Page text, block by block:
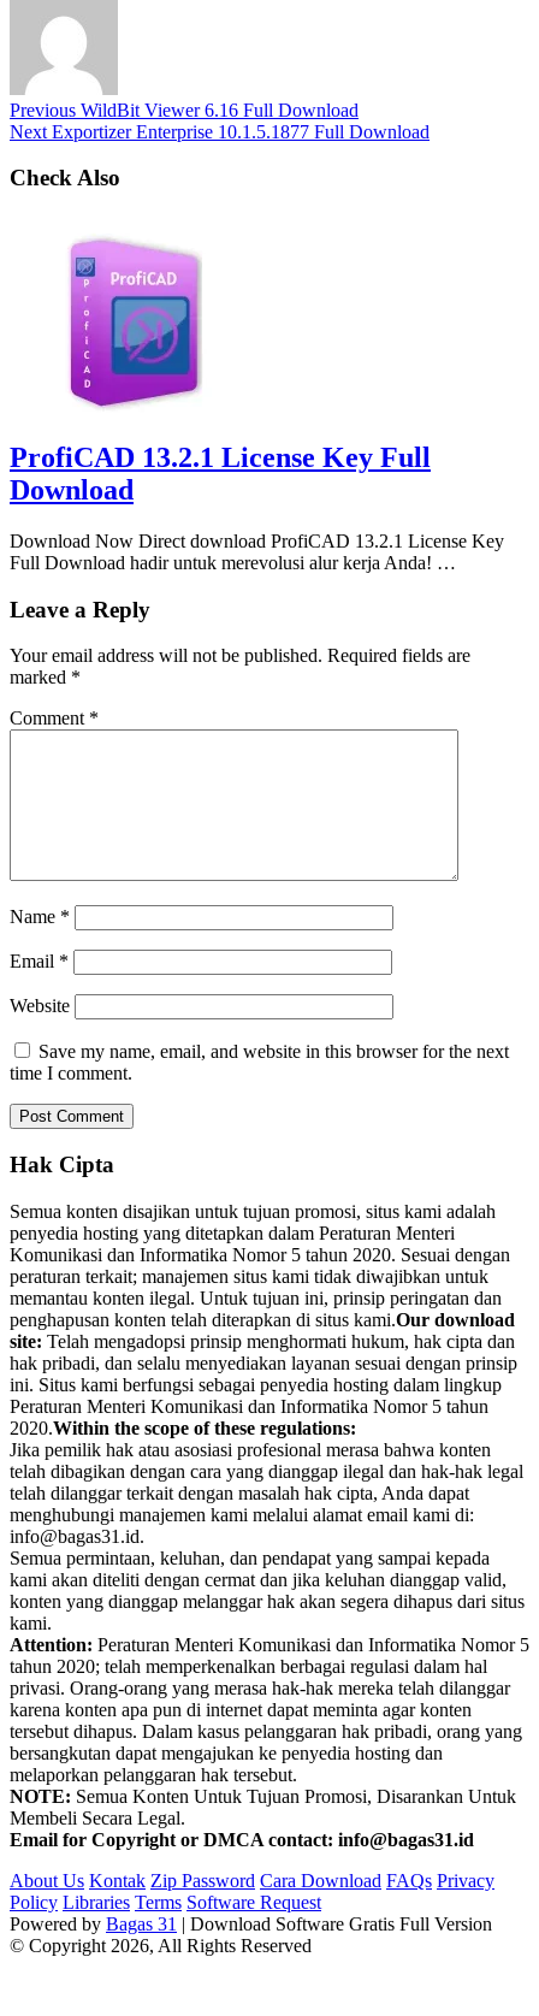
Previous WildBit Viewer 6.16 Full Download
Next Exportizer Enterprise 10.1.5.1877 Full Download
Check Also
ProfiCAD 13.2.1 License Key Full
Download
Download Now Direct download ProfiCAD 13.2.1 License Key
Full Download hadir untuk merevolusi alur kerja Anda! …
Leave a Reply
Your email address will not be published. Required fields are
marked *
Comment *
Name *
Email *
Website
Save my name, email, and website in this browser for the next
time I comment.
Hak Cipta
Semua konten disajikan untuk tujuan promosi, situs kami adalah
penyedia hosting yang ditetapkan dalam Peraturan Menteri
Komunikasi dan Informatika Nomor 5 tahun 2020. Sesuai dengan
peraturan terkait; manajemen situs kami tidak diwajibkan untuk
memantau konten ilegal. Untuk tujuan ini, prinsip peringatan dan
penghapusan konten telah diterapkan di situs kami.Our download
site: Telah mengadopsi prinsip menghormati hukum, hak cipta dan
hak pribadi, dan selalu menyediakan layanan sesuai dengan prinsip
ini. Situs kami berfungsi sebagai penyedia hosting dalam lingkup
Peraturan Menteri Komunikasi dan Informatika Nomor 5 tahun
2020.Within the scope of these regulations:
Jika pemilik hak atau asosiasi profesional merasa bahwa konten
telah dibagikan dengan cara yang dianggap ilegal dan hak-hak legal
telah dilanggar terkait dengan masalah hak cipta, Anda dapat
menghubungi manajemen kami melalui alamat email kami di:
info@bagas31.id.
Semua permintaan, keluhan, dan pendapat yang sampai kepada
kami akan diteliti dengan cermat dan jika keluhan dianggap valid,
konten yang dianggap melanggar hak akan segera dihapus dari situs
kami.
Attention: Peraturan Menteri Komunikasi dan Informatika Nomor 5
tahun 2020; telah memperkenalkan berbagai regulasi dalam hal
privasi. Orang-orang yang merasa hak-hak mereka telah dilanggar
karena konten apa pun di internet dapat meminta agar konten
tersebut dihapus. Dalam kasus pelanggaran hak pribadi, orang yang
bersangkutan dapat mengajukan ke penyedia hosting dan
melaporkan pelanggaran hak tersebut.
NOTE: Semua Konten Untuk Tujuan Promosi, Disarankan Untuk
Membeli Secara Legal.
Email for Copyright or DMCA contact: info@bagas31.id
About Us Kontak Zip Password Cara Download FAQs Privacy
Policy Libraries Terms Software Request
Powered by Bagas 31 | Download Software Gratis Full Version
© Copyright 2026, All Rights Reserved